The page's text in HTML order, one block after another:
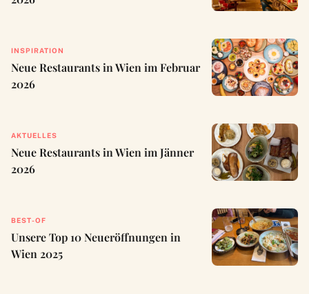
INSPIRATION
Neue Restaurants in Wien im Februar
2026
AKTUELLES
Neue Restaurants in Wien im Jänner
2026
BEST-OF
Unsere Top 10 Neueröffnungen in
Wien 2025